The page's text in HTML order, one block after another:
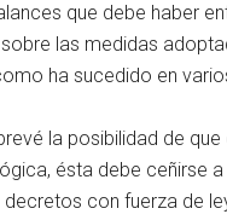
que debe haber
las medidas
ha sucedido en
la posibilidad de
ésta debe ceñirse
con fuerza de